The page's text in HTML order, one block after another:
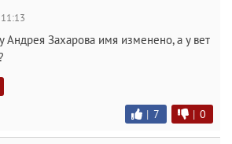
Андрея Захарова имя изменено, а у вет
| 7 | 0